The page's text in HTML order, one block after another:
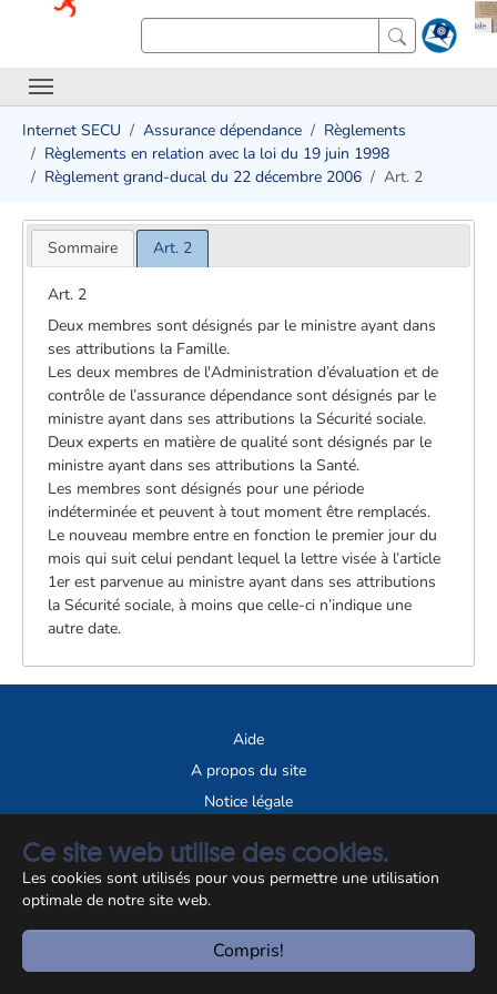
Ce site web utilise des cookies.
Les cookies sont utilisés pour vous permettre une utilisation
optimale de notre site web.
Compris!
Internet SECU Assurance dépendance
Règlements
Règlements en relation avec la loi du 19 juin 1998
Règlement grand-ducal du 22 décembre 2006
Art. 2
Sommaire Art. 2
Art. 2
Deux membres sont désignés par le ministre ayant dans
ses attributions la Famille.
Les deux membres de l'Administration d’évaluation et de
contrôle de l’assurance dépendance sont désignés par le
ministre ayant dans ses attributions la Sécurité sociale.
Deux experts en matière de qualité sont désignés par le
ministre ayant dans ses attributions la Santé.
Les membres sont désignés pour une période
indéterminée et peuvent à tout moment être remplacés.
Le nouveau membre entre en fonction le premier jour du
mois qui suit celui pendant lequel la lettre visée à l’article
1er est parvenue au ministre ayant dans ses attributions
la Sécurité sociale, à moins que celle-ci n’indique une
autre date.
Aide
A propos du site
Notice légale
© CCSS 2026